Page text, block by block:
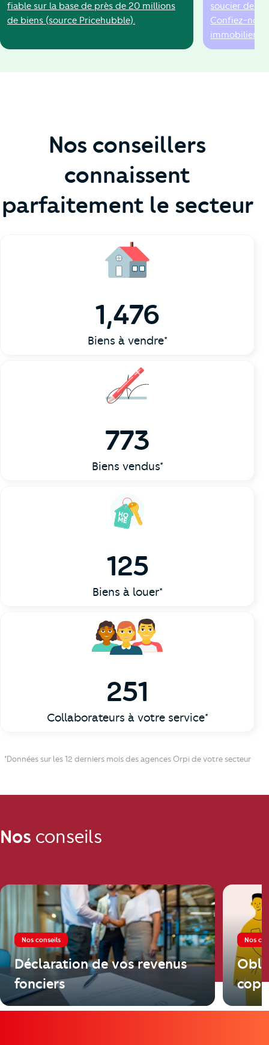
fiable sur la base de près de 20 millions
de biens (source Pricehubble).
soucier de la
Confiez-
immobilier !
Nos conseillers
connaissent
parfaitement le secteur
1,476
Biens à vendre*
773
Biens vendus*
125
Biens à louer*
251
Collaborateurs à votre service*
*Données sur les 12 derniers mois des agences Orpi de votre secteur
Nos conseils
Nos conseils
Déclaration de vos revenus
fonciers
Nos